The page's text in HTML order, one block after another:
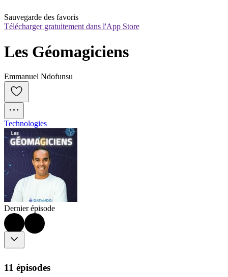
Sauvegarde des favoris
Télécharger gratuitement dans l'App Store
Les Géomagiciens
Emmanuel Ndofunsu
Technologies
Dernier épisode
11 épisodes